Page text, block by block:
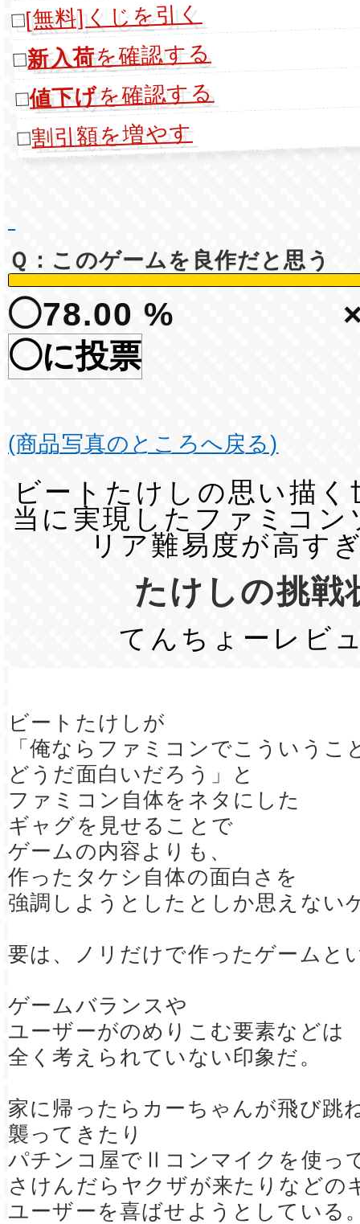
□[無料]くじを引く
□新入荷を確認する
□値下げを確認する
□割引額を増やす
Ｑ：このゲームを良作だと思う
◯78.00 %
◯に投票
(商品写真のところへ戻る)
ビートたけしの思い描く
当に実現したファミコン
リア難易度が高す
たけしの挑戦
てんちょーレビ
ビートたけしが
「俺ならファミコンでこういうこ
どうだ面白いだろう」と
ファミコン自体をネタにした
ギャグを見せることで
ゲームの内容よりも、
作ったタケシ自体の面白さを
強調しようとしたとしか思えない
要は、ノリだけで作ったゲームと
ゲームバランスや
ユーザーがのめりこむ要素などは
全く考えられていない印象だ。
家に帰ったらカーちゃんが飛び跳
襲ってきたり
パチンコ屋でⅡコンマイクを使っ
さけんだらヤクザが来たりなどの
ユーザーを喜ばせようとしている